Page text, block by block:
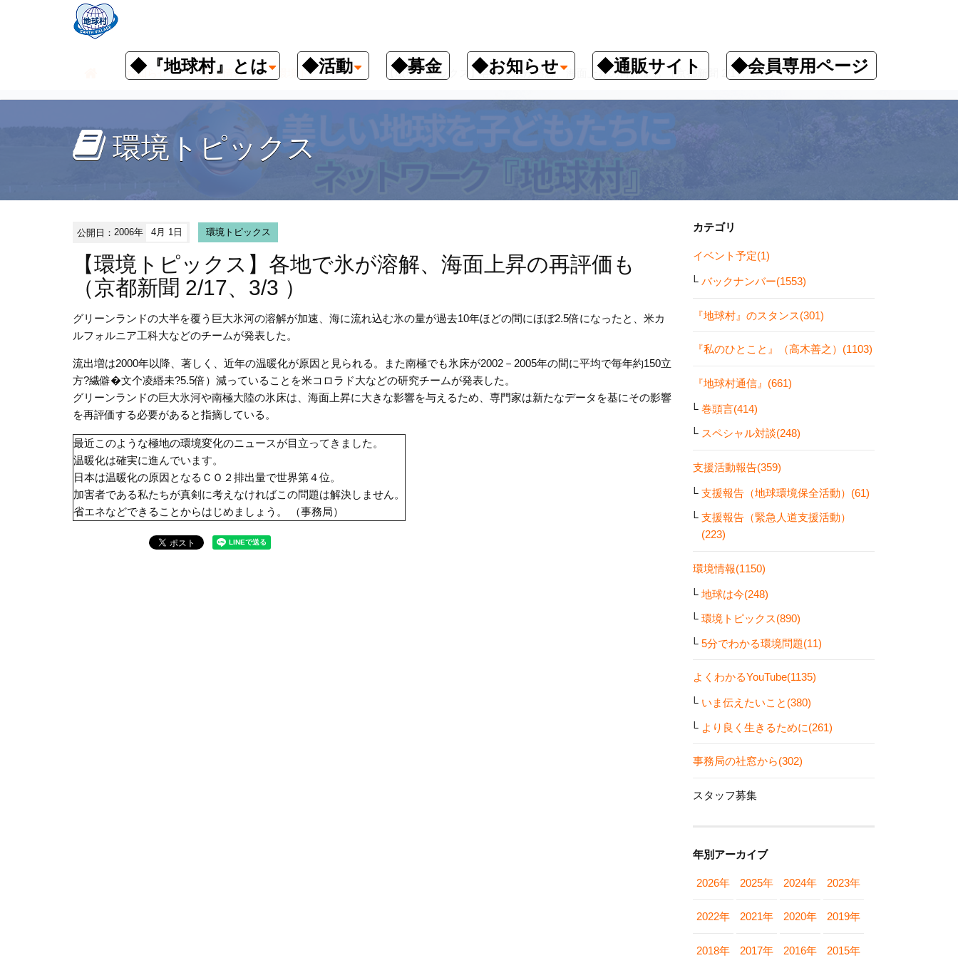
◆『地球村』とは ◆活動 ◆募金 ◆お知らせ ◆通販サイト ◆会員専用ページ
お知らせ 環境情報 環境トピックス 【環境トピックス】各地で氷が溶解、海面上昇の再評価も （京都新聞 2/17、3/3 ）
環境トピックス
公開日：2006年 4月 1日 環境トピックス
【環境トピックス】各地で氷が溶解、海面上昇の再評価も
（京都新聞 2/17、3/3 ）
グリーンランドの大半を覆う巨大氷河の溶解が加速、海に流れ込む氷の量が過去10年ほどの間にほぼ2.5倍になったと、米カ
ルフォルニア工科大などのチームが発表した。
流出増は2000年以降、著しく、近年の温暖化が原因と見られる。また南極でも氷床が2002－2005年の間に平均で毎年約150立
方?繊僻�文个凌緡未?5.5倍）減っていることを米コロラド大などの研究チームが発表した。
グリーンランドの巨大氷河や南極大陸の氷床は、海面上昇に大きな影響を与えるため、専門家は新たなデータを基にその影響
を再評価する必要があると指摘している。
最近このような極地の環境変化のニュースが目立ってきました。
温暖化は確実に進んでいます。
日本は温暖化の原因となるＣＯ２排出量で世界第４位。
加害者である私たちが真剣に考えなければこの問題は解決しません。
省エネなどできることからはじめましょう。 （事務局）
カテゴリ
イベント予定(1)
バックナンバー(1553)
『地球村』のスタンス(301)
『私のひとこと』（高木善之）(1103)
『地球村通信』(661)
巻頭言(414)
スペシャル対談(248)
支援活動報告(359)
支援報告（地球環境保全活動）(61)
支援報告（緊急人道支援活動）
(223)
環境情報(1150)
地球は今(248)
環境トピックス(890)
5分でわかる環境問題(11)
よくわかるYouTube(1135)
いま伝えたいこと(380)
より良く生きるために(261)
事務局の社窓から(302)
スタッフ募集
年別アーカイブ
2026年 2025年 2024年 2023年
2022年 2021年 2020年 2019年
2018年 2017年 2016年 2015年